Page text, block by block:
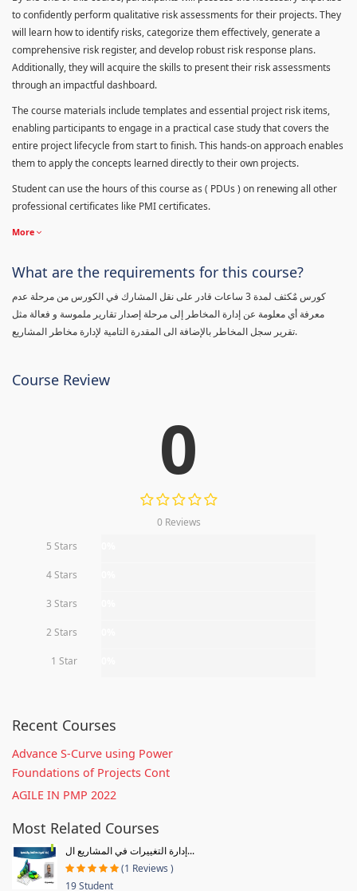
to confidently perform qualitative risk assessments for their projects. They
will learn how to identify risks, categorize them effectively, generate a
comprehensive risk register, and develop robust risk response plans.
Additionally, they will acquire the skills to present their risk assessments
through an impactful dashboard.
The course materials include templates and essential project risk items,
enabling participants to engage in a practical case study that covers the
entire project lifecycle from start to finish. This hands-on approach enables
them to apply the concepts learned directly to their own projects.
Student can use the hours of this course as ( PDUs ) on renewing all other
professional certificates like PMI certificates.
More
What are the requirements for this course?
كورس مٌكثف لمدة 3 ساعات قادر على نقل المشارك في الكورس من مرحلة عدم
معرفة أي معلومة عن إدارة المخاطر إلى مرحلة إصدار تقارير ملموسة و فعالة مثل
تقرير سجل المخاطر بالإضافة الى المقدرة التامية لإدارة مخاطر المشاريع.
Course Review
0
0 Reviews
5 Stars
4 Stars
3 Stars
2 Stars
1 Star
Recent Courses
Advance S-Curve using Power
Foundations of Projects Cont
AGILE IN PMP 2022
Most Related Courses
إدارة التغييرات في المشاريع ال...
(1 Reviews )
19 Student